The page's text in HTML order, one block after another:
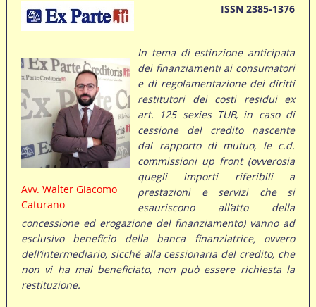
ISSN 2385-1376
Avv. Walter Giacomo
Caturano
In tema di estinzione anticipata
dei finanziamenti ai consumatori
e di regolamentazione dei diritti
restitutori dei costi residui ex
art. 125 sexies TUB, in caso di
cessione del credito nascente
dal rapporto di mutuo, le c.d.
commissioni up front (ovverosia
quegli importi riferibili a
prestazioni e servizi che si
esauriscono all’atto della
concessione ed erogazione del finanziamento) vanno ad
esclusivo beneficio della banca finanziatrice, ovvero
dell’intermediario, sicché alla cessionaria del credito, che
non vi ha mai beneficiato, non può essere richiesta la
restituzione.